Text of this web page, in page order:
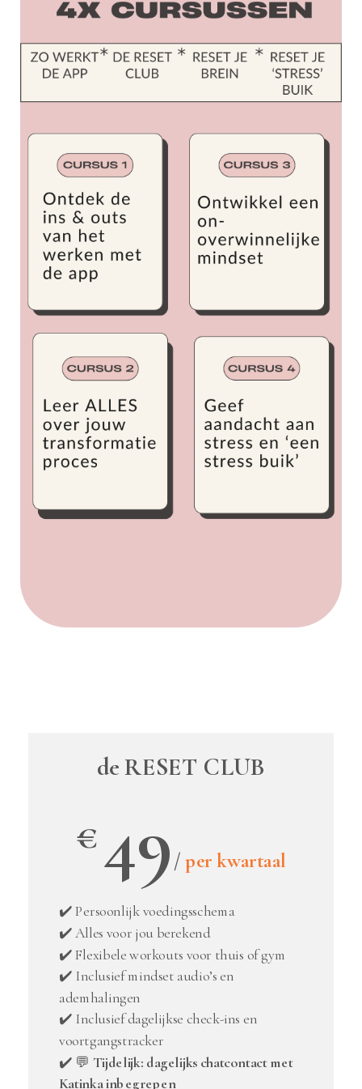
de RESET CLUB
€49 /per kwartaal
✔️ Persoonlijk voedingsschema
✔️ Alles voor jou berekend
✔️ Flexibele workouts voor thuis of gym
✔️ Inclusief mindset audio’s en
ademhalingen
✔️ Inclusief dagelijkse check-ins en
voortgangstracker
✔️ 💬 Tijdelijk: dagelijks chatcontact met
Katinka inbegrepen